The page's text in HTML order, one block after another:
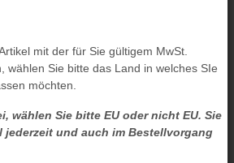
mit der für Sie gültigem MwSt.
wählen Sie bitte das Land in welches SIe
möchten.
wählen Sie bitte EU oder nicht EU. Sie
jederzeit und auch im Bestellvorgang